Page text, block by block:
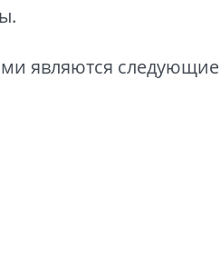
являются следующие